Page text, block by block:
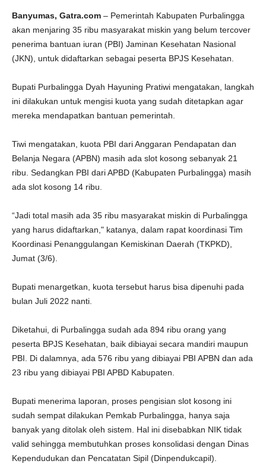
Banyumas, Gatra.com – Pemerintah Kabupaten Purbalingga
akan menjaring 35 ribu masyarakat miskin yang belum tercover
penerima bantuan iuran (PBI) Jaminan Kesehatan Nasional
(JKN), untuk didaftarkan sebagai peserta BPJS Kesehatan.
Bupati Purbalingga Dyah Hayuning Pratiwi mengatakan, langkah
ini dilakukan untuk mengisi kuota yang sudah ditetapkan agar
mereka mendapatkan bantuan pemerintah.
Tiwi mengatakan, kuota PBI dari Anggaran Pendapatan dan
Belanja Negara (APBN) masih ada slot kosong sebanyak 21
ribu. Sedangkan PBI dari APBD (Kabupaten Purbalingga) masih
ada slot kosong 14 ribu.
“Jadi total masih ada 35 ribu masyarakat miskin di Purbalingga
yang harus didaftarkan," katanya, dalam rapat koordinasi Tim
Koordinasi Penanggulangan Kemiskinan Daerah (TKPKD),
Jumat (3/6).
Bupati menargetkan, kuota tersebut harus bisa dipenuhi pada
bulan Juli 2022 nanti.
Diketahui, di Purbalingga sudah ada 894 ribu orang yang
peserta BPJS Kesehatan, baik dibiayai secara mandiri maupun
PBI. Di dalamnya, ada 576 ribu yang dibiayai PBI APBN dan ada
23 ribu yang dibiayai PBI APBD Kabupaten.
Bupati menerima laporan, proses pengisian slot kosong ini
sudah sempat dilakukan Pemkab Purbalingga, hanya saja
banyak yang ditolak oleh sistem. Hal ini disebabkan NIK tidak
valid sehingga membutuhkan proses konsolidasi dengan Dinas
Kependudukan dan Pencatatan Sipil (Dinpendukcapil).